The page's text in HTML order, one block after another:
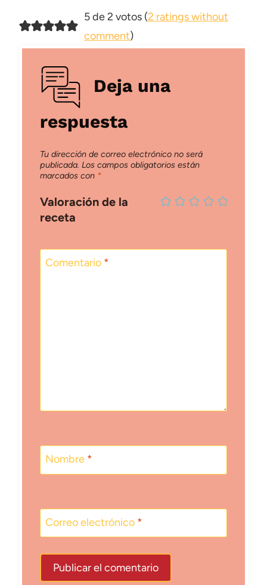
5 de 2 votos (2 ratings without
comment)
Deja una
respuesta
Tu dirección de correo electrónico no será
publicada. Los campos obligatorios están
marcados con *
Valoración de la
receta
Comentario *
Nombre *
Correo electrónico *